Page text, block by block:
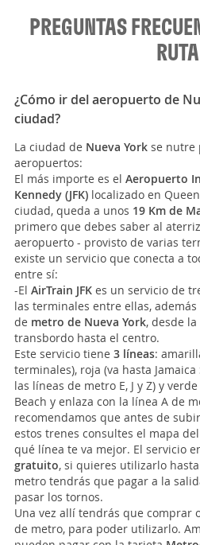
PREGUNTAS
RUTA
¿Cómo ir del aeropuerto de
ciudad?
La ciudad de Nueva York se nutre
aeropuertos:
El más importe es el Aeropuerto
Kennedy (JFK) localizado en
ciudad, queda a unos 19 Km de
primero que debes saber al
aeropuerto - provisto de varias
existe un servicio que conecta a
entre sí:
-El AirTrain JFK es un servicio de
las terminales entre ellas, además
de metro de Nueva York, desde
transbordo hasta el centro.
Este servicio tiene 3 líneas:
terminales), roja (va hasta
las líneas de metro E, J y Z) y
Beach y enlaza con la línea A de
recomendamos que antes de
estos trenes consultes el mapa
qué línea te va mejor. El servicio
gratuito, si quieres utilizarlo
metro tendrás que pagar a la
pasar los tornos.
Una vez allí tendrás que comprar
de metro, para poder utilizarlo.